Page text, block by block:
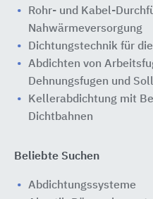
Rohr- und Kabel-
Nahwärmeversorgung
Dichtungstechnik für
Abdichten von
Dehnungsfugen und
Kellerabdichtung mit
Dichtbahnen
Beliebte Suchen
Abdichtungssysteme